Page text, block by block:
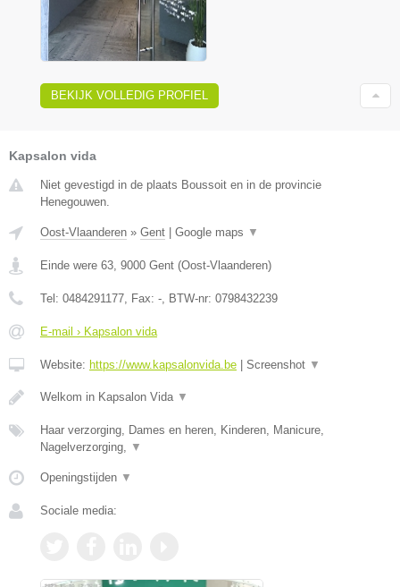
BEKIJK VOLLEDIG PROFIEL
Kapsalon vida
Niet gevestigd in de plaats Boussoit en in de provincie
Henegouwen.
Oost-Vlaanderen » Gent | Google maps ▼
Einde were 63 9000 Gent (Oost-Vlaanderen)
Tel: 0484291177 , Fax: - , BTW-nr: 0798432239
E-mail › Kapsalon vida
Website: https://www.kapsalonvida.be | Screenshot ▼
Welkom in Kapsalon Vida ▼
Haar verzorging, Dames en heren, Kinderen, Manicure,
Nagelverzorging,
▼
Openingstijden ▼
Sociale media: